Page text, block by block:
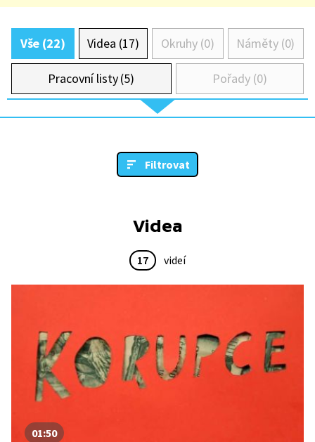
Vše (22) Videa (17) Okruhy (0) Náměty (0)
Pracovní listy (5) Pořady (0)
Filtrovat
Videa
17 videí
01:50